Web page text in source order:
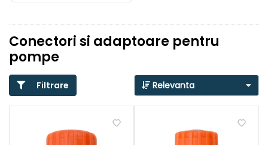
Conectori si adaptoare pentru
pompe
Filtrare Relevanta